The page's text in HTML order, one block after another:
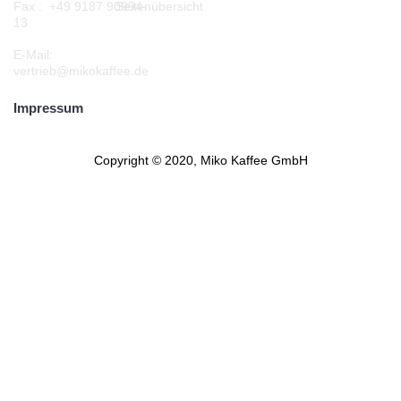
Fax : +49 9187 90994-
13
E-Mail:
vertrieb@mikokaffee.de
Seitenübersicht
Impressum
Copyright © 2020, Miko Kaffee GmbH